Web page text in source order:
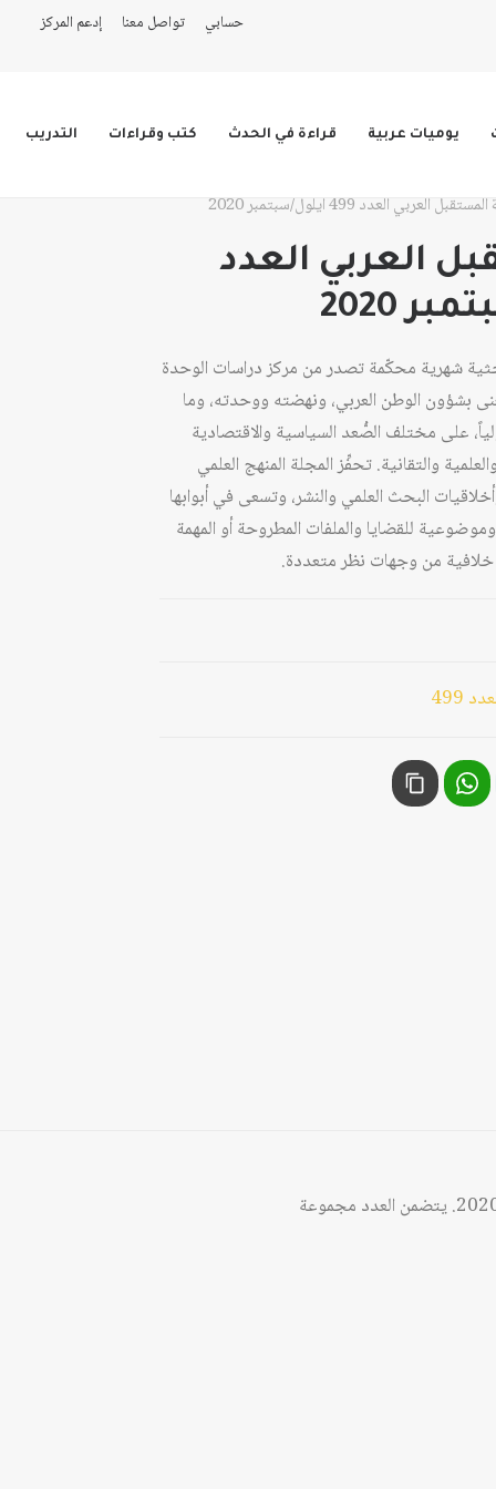
حسابي تواصل معنا إدعم المركز
يوميات عربية قراءة في الحدث كتب وقراءات التدريب
العربي العدد 499 أيلول/سبتمبر 2020
العربي العدد
شهرية محكّمة تصدر من مركز دراسات الوحدة
1978، وهي تُعنى بشؤون الوطن العربي، ونهضته ووحدته، وما
على مختلف الصُّعد السياسية والاقتصادية
والتقانية. تحفِّز المجلة المنهج العلمي
البحث العلمي والنشر، وتسعى في أبوابها
للقضايا والملفات المطروحة أو المهمة
خلافية من وجهات نظر متعددة.
الخاص بشهر أيلول/سبتمبر 2020. يتضمن العدد مجموعة